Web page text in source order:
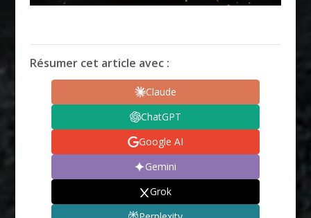
Résumer cet article avec :
Claude
ChatGPT
Google AI
Gemini
Grok